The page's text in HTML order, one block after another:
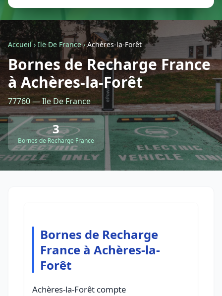
Je ne sais pas encore
Autre
Retour à la liste des métiers
CGU-Confidentialité- Service proposé parViteUnDevis.com-Vous
Accueil› Ile De France›Achères-la-Forêt
Bornes de Recharge France
à Achères-la-Forêt
77760 — Ile De France
3
Bornes de Recharge France
Bornes de Recharge
France à Achères-la-
Forêt
Achères-la-Forêt compte